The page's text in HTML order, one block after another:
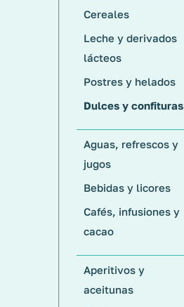
Cereales
Leche y derivados
lácteos
Postres y helados
Dulces y confituras
Aguas, refrescos y
jugos
Bebidas y licores
Cafés, infusiones y
cacao
Aperitivos y
aceitunas